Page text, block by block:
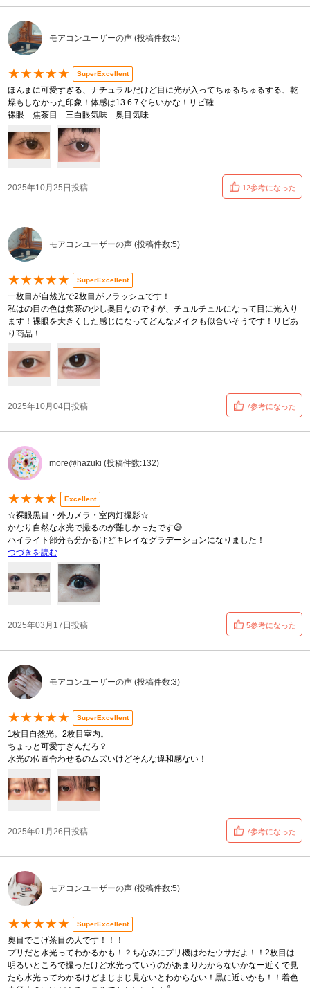
モアコンユーザーの声 (投稿件数:5)
★★★★★ SuperExcellent
ほんまに可愛すぎる、ナチュラルだけど目に光が入ってちゅるちゅるする、乾
燥もしなかった印象！体感は13.6.7ぐらいかな！リピ確
裸眼 焦茶目 三白眼気味 奥目気味
2025年10月25日投稿 12参考になった
モアコンユーザーの声 (投稿件数:5)
★★★★★ SuperExcellent
一枚目が自然光で2枚目がフラッシュです！
私はの目の色は焦茶の少し奥目なのですが、チュルチュルになって目に光入り
ます！裸眼を大きくした感じになってどんなメイクも似合いそうです！リピあ
り商品！
2025年10月04日投稿 7参考になった
more@hazuki (投稿件数:132)
★★★★ Excellent
☆裸眼黒目・外カメラ・室内灯撮影☆
かなり自然な水光で撮るのが難しかったです😅
ハイライト部分も分かるけどキレイなグラデーションになりました！
つづきを読む
2025年03月17日投稿 5参考になった
モアコンユーザーの声 (投稿件数:3)
★★★★★ SuperExcellent
1枚目自然光。2枚目室内。
ちょっと可愛すぎんだろ？
水光の位置合わせるのムズいけどそんな違和感ない！
2025年01月26日投稿 7参考になった
モアコンユーザーの声 (投稿件数:5)
★★★★★ SuperExcellent
奥目でこげ茶目の人です！！！
プリだと水光ってわかるかも！？ちなみにプリ機はわたウサだよ！！2枚目は
明るいところで撮ったけど水光っていうのがあまりわからないかなー近くで見
たら水光ってわかるけどまじまじ見ないとわからない！黒に近いかも！！着色